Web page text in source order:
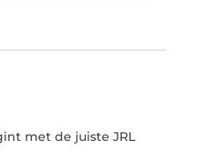
met de juiste JRL